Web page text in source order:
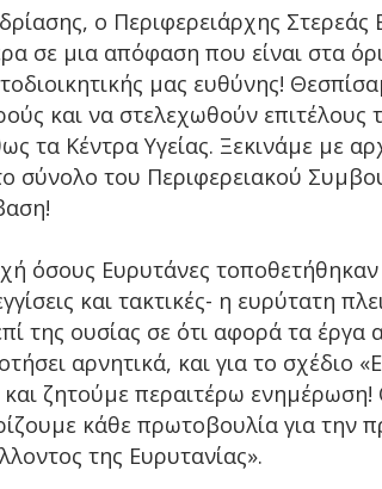
ο Περιφερειάρχης
σε μια απόφαση που είναι στα
μας ευθύνης!
και να στελεχωθούν επιτέλους
τα Κέντρα Υγείας. Ξεκινάμε με
σύνολο του Περιφερειακού
όσους Ευρυτάνες τοποθετήθηκαν
και τακτικές- η ευρύτατη
της ουσίας σε ότι αφορά τα έργα
αρνητικά, και για το σχέδιο
και ζητούμε περαιτέρω
κάθε πρωτοβουλία για την
της Ευρυτανίας».